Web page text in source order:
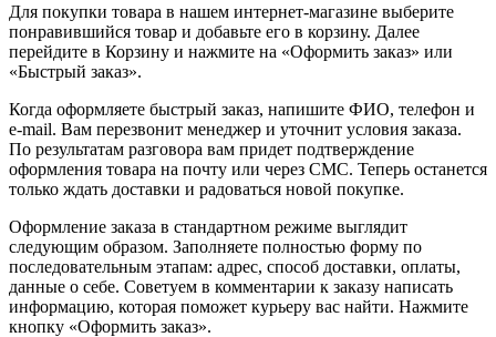
Для покупки товара в нашем интернет-магазине выберите
понравившийся товар и добавьте его в корзину. Далее
перейдите в Корзину и нажмите на «Оформить заказ» или
«Быстрый заказ».
Когда оформляете быстрый заказ, напишите ФИО, телефон и
e-mail. Вам перезвонит менеджер и уточнит условия заказа.
По результатам разговора вам придет подтверждение
оформления товара на почту или через СМС. Теперь останется
только ждать доставки и радоваться новой покупке.
Оформление заказа в стандартном режиме выглядит
следующим образом. Заполняете полностью форму по
последовательным этапам: адрес, способ доставки, оплаты,
данные о себе. Советуем в комментарии к заказу написать
информацию, которая поможет курьеру вас найти. Нажмите
кнопку «Оформить заказ».